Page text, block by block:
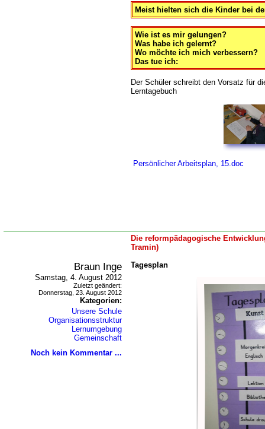
Meist hielten sich die Kinder bei
Wie ist es mir gelungen?
Was habe ich gelernt?
Wo möchte ich mich verbessern?
Das tue ich:
Der Schüler schreibt den Vorsatz für
Lerntagebuch
Persönlicher Arbeitsplan, 15.doc
Die reformpädagogische
Tramin)
Braun Inge
Samstag, 4. August 2012
Zuletzt geändert:
Donnerstag, 23. August 2012
Kategorien:
Unsere Schule
Organisationsstruktur
Lernumgebung
Gemeinschaft
Noch kein Kommentar ...
Tagesplan